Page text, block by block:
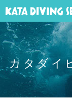
カタダイ